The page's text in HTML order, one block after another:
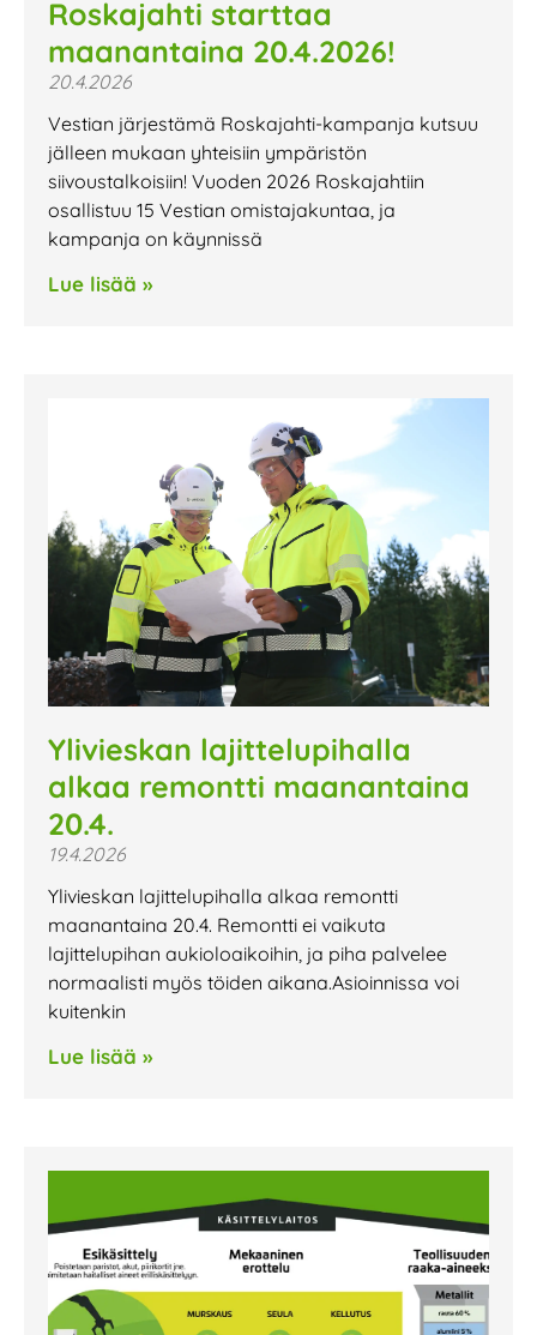
Roskajahti starttaa
maanantaina 20.4.2026!
20.4.2026
Vestian järjestämä Roskajahti-kampanja kutsuu
jälleen mukaan yhteisiin ympäristön
siivoustalkoisiin! Vuoden 2026 Roskajahtiin
osallistuu 15 Vestian omistajakuntaa, ja
kampanja on käynnissä
Lue lisää »
Ylivieskan lajittelupihalla
alkaa remontti maanantaina
20.4.
19.4.2026
Ylivieskan lajittelupihalla alkaa remontti
maanantaina 20.4. Remontti ei vaikuta
lajittelupihan aukioloaikoihin, ja piha palvelee
normaalisti myös töiden aikana.Asioinnissa voi
kuitenkin
Lue lisää »